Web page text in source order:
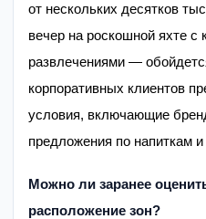
от нескольких десятков
вечер на роскошной яхте
развлечениями —
корпоративных клиентов
условия, включающие
предложения по напиткам и
Можно ли заранее
расположение зон?